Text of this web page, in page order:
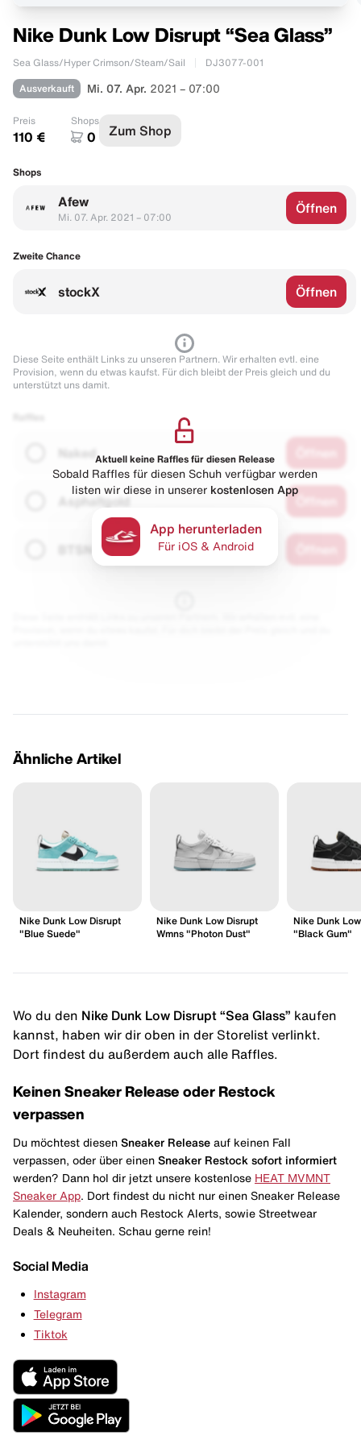
Nike Dunk Low Disrupt “Sea Glass”
Sea Glass/Hyper Crimson/Steam/Sail DJ3077-001
Ausverkauft Mi. 07. Apr. 2021 – 07:00
Preis
110 €
Shops
0 Zum Shop
Shops
Afew
Mi. 07. Apr. 2021 – 07:00
Öffnen
Zweite Chance
stockX Öffnen
Diese Seite enthält Links zu unseren Partnern. Wir erhalten evtl. eine
Provision, wenn du etwas kaufst. Für dich bleibt der Preis gleich und du
unterstützt uns damit.
Naked
Asphaltgold
Aktuell keine Raffles für diesen Release
Sobald Raffles für diesen Schuh verfügbar werden
listen wir diese in unserer kostenlosen App
App herunterladen
Für iOS & Android
Ähnliche Artikel
Nike Dunk Low Disrupt
"Blue Suede"
Nike Dunk Low Disrupt
Wmns "Photon Dust"
Nike Dunk
"Black Gum"
Wo du den Nike Dunk Low Disrupt “Sea Glass” kaufen
kannst, haben wir dir oben in der Storelist verlinkt.
Dort findest du außerdem auch alle Raffles.
Keinen Sneaker Release oder Restock
verpassen
Du möchtest diesen Sneaker Release auf keinen Fall
verpassen, oder über einen Sneaker Restock sofort informiert
werden? Dann hol dir jetzt unsere kostenlose HEAT MVMNT
Sneaker App . Dort findest du nicht nur einen Sneaker Release
Kalender, sondern auch Restock Alerts, sowie Streetwear
Deals & Neuheiten. Schau gerne rein!
Social Media
Instagram
Telegram
Tiktok